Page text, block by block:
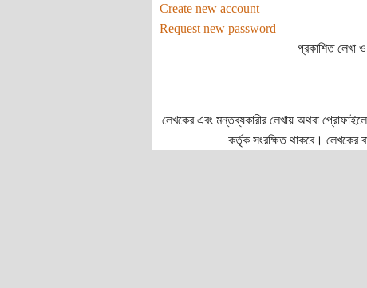
Create new account
Request new password
প্রকাশিত লেখা
লেখকের এবং মন্তব্যকারীর লেখায় অথবা প্রোফাইলে
কর্তৃক সংরক্ষিত থাকবে। লেখকের